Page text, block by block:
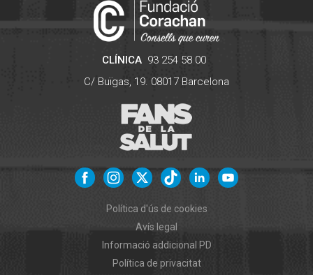
CLÍNICA 93 254 58 00
C/ Buïgas, 19. 08017 Barcelona
Política d'ús de cookies
Avís legal
Informació addicional PD
Política de privacitat